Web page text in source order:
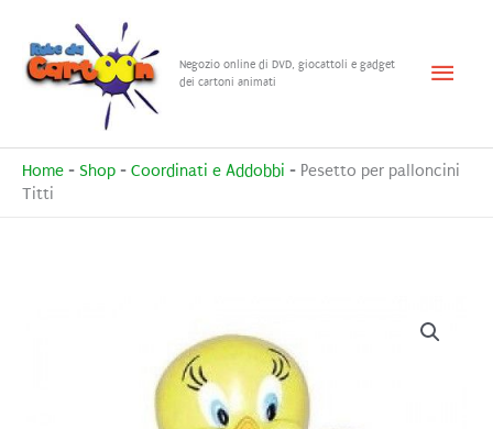
contenuto
Negozio online di DVD, giocattoli e gadget
dei cartoni animati
Menu
Home - Shop - Coordinati e Addobbi - Pesetto per palloncini
Titti